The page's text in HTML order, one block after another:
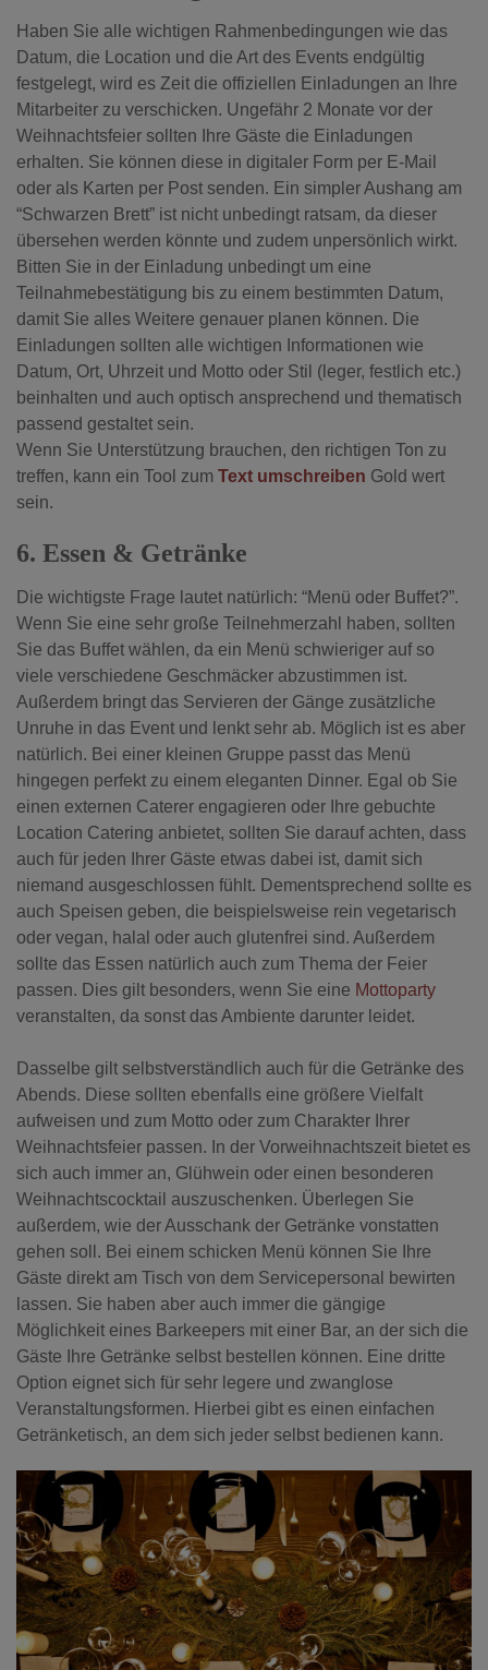
Haben Sie alle wichtigen Rahmenbedingungen wie das
Datum, die Location und die Art des Events endgültig
festgelegt, wird es Zeit die offiziellen Einladungen an Ihre
Mitarbeiter zu verschicken. Ungefähr 2 Monate vor der
Weihnachtsfeier sollten Ihre Gäste die Einladungen
erhalten. Sie können diese in digitaler Form per E-Mail
oder als Karten per Post senden. Ein simpler Aushang am
“Schwarzen Brett” ist nicht unbedingt ratsam, da dieser
übersehen werden könnte und zudem unpersönlich wirkt.
Bitten Sie in der Einladung unbedingt um eine
Teilnahmebestätigung bis zu einem bestimmten Datum,
damit Sie alles Weitere genauer planen können. Die
Einladungen sollten alle wichtigen Informationen wie
Datum, Ort, Uhrzeit und Motto oder Stil (leger, festlich etc.)
beinhalten und auch optisch ansprechend und thematisch
passend gestaltet sein.
Wenn Sie Unterstützung brauchen, den richtigen Ton zu
treffen, kann ein Tool zum Text umschreiben Gold wert
sein.
6. Essen & Getränke
Die wichtigste Frage lautet natürlich: “Menü oder Buffet?”.
Wenn Sie eine sehr große Teilnehmerzahl haben, sollten
Sie das Buffet wählen, da ein Menü schwieriger auf so
viele verschiedene Geschmäcker abzustimmen ist.
Außerdem bringt das Servieren der Gänge zusätzliche
Unruhe in das Event und lenkt sehr ab. Möglich ist es aber
natürlich. Bei einer kleinen Gruppe passt das Menü
hingegen perfekt zu einem eleganten Dinner. Egal ob Sie
einen externen Caterer engagieren oder Ihre gebuchte
Location Catering anbietet, sollten Sie darauf achten, dass
auch für jeden Ihrer Gäste etwas dabei ist, damit sich
niemand ausgeschlossen fühlt. Dementsprechend sollte es
auch Speisen geben, die beispielsweise rein vegetarisch
oder vegan, halal oder auch glutenfrei sind. Außerdem
sollte das Essen natürlich auch zum Thema der Feier
passen. Dies gilt besonders, wenn Sie eine Mottoparty
veranstalten, da sonst das Ambiente darunter leidet.
Dasselbe gilt selbstverständlich auch für die Getränke des
Abends. Diese sollten ebenfalls eine größere Vielfalt
aufweisen und zum Motto oder zum Charakter Ihrer
Weihnachtsfeier passen. In der Vorweihnachtszeit bietet es
sich auch immer an, Glühwein oder einen besonderen
Weihnachtscocktail auszuschenken. Überlegen Sie
außerdem, wie der Ausschank der Getränke vonstatten
gehen soll. Bei einem schicken Menü können Sie Ihre
Gäste direkt am Tisch von dem Servicepersonal bewirten
lassen. Sie haben aber auch immer die gängige
Möglichkeit eines Barkeepers mit einer Bar, an der sich die
Gäste Ihre Getränke selbst bestellen können. Eine dritte
Option eignet sich für sehr legere und zwanglose
Veranstaltungsformen. Hierbei gibt es einen einfachen
Getränketisch, an dem sich jeder selbst bedienen kann.